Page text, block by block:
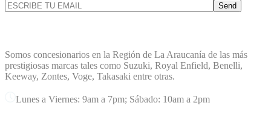
Send
Somos concesionarios en la Región de La Araucanía de las más
prestigiosas marcas tales como Suzuki, Royal Enfield, Benelli,
Keeway, Zontes, Voge, Takasaki entre otras.
Lunes a Viernes: 9am a 7pm; Sábado: 10am a 2pm